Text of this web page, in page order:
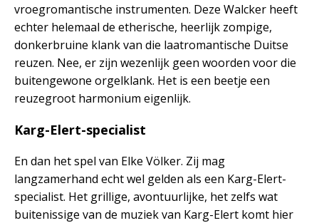
vroegromantische instrumenten. Deze Walcker heeft
echter helemaal de etherische, heerlijk zompige,
donkerbruine klank van die laatromantische Duitse
reuzen. Nee, er zijn wezenlijk geen woorden voor die
buitengewone orgelklank. Het is een beetje een
reuzegroot harmonium eigenlijk.
Karg-Elert-specialist
En dan het spel van Elke Völker. Zij mag
langzamerhand echt wel gelden als een Karg-Elert-
specialist. Het grillige, avontuurlijke, het zelfs wat
buitenissige van de muziek van Karg-Elert komt hier